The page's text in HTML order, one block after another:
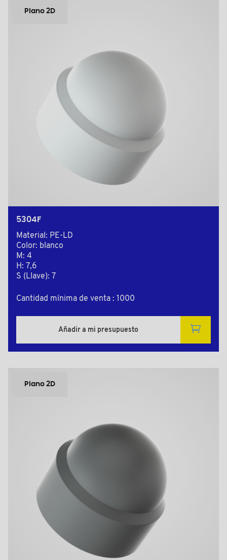
Plano 2D
5304F
Material: PE-LD
Color: blanco
M: 4
H: 7,6
S (Llave): 7
Cantidad mínima de venta : 1000
Añadir a mi presupuesto
Plano 2D